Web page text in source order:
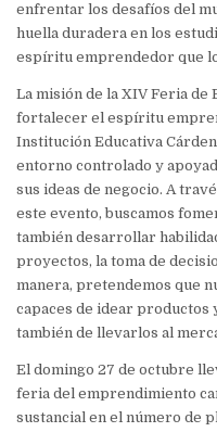
enfrentar los desafíos del
huella duradera en los
espíritu emprendedor que
La misión de la XIV Feria
fortalecer el espíritu
Institución Educativa
entorno controlado y
sus ideas de negocio. A
este evento, buscamos
también desarrollar
proyectos, la toma de
manera, pretendemos que
capaces de idear productos
también de llevarlos al
El domingo 27 de octubre
feria del emprendimiento
sustancial en el número de